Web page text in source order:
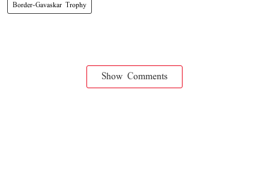
Border-Gavaskar Trophy
Show Comments